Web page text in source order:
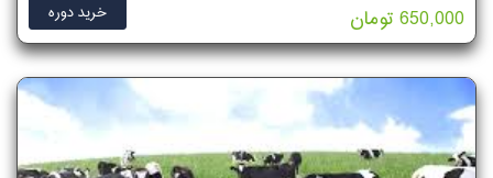
خرید دوره 650,000 تومان